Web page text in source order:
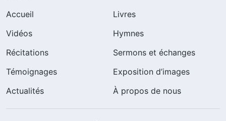
Accueil
Livres
Vidéos
Hymnes
Récitations
Sermons et échanges
Témoignages
Exposition d’images
Actualités
À propos de nous